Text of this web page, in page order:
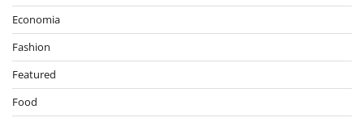
Economia
Fashion
Featured
Food